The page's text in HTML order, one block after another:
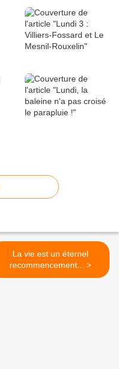
La vie est un éternel
recommencement... >